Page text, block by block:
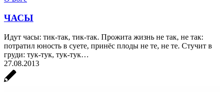
ЧАСЫ
Идут часы: тик-так, тик-так. Прожита жизнь не так, не так:
потратил юность в суете, принёс плоды не те, не те. Стучит в
груди: тук-тук, тук-тук…
27.08.2013